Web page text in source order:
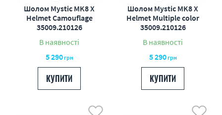
Шолом Mystic MK8 X
Helmet Camouflage
35009.210126
В наявності
5 290грн
КУПИТИ
Шолом Mystic MK8 X
Helmet Multiple color
35009.210126
В наявності
5 290грн
КУПИТИ